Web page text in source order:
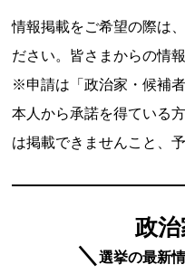
情報掲載をご希望の際は、
ださい。皆さまからの情
※申請は「政治家・候補
本人から承諾を得ている
は掲載できませんこと、
政治
＼選挙の最新